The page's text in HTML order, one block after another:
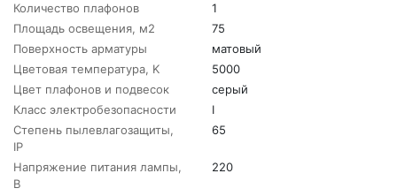
Количество плафонов
1
Площадь освещения, м2
75
Поверхность арматуры
матовый
Цветовая температура, K
5000
Цвет плафонов и подвесок
серый
Класс электробезопасности
I
Степень пылевлагозащиты,
IP
65
Напряжение питания лампы,
В
220